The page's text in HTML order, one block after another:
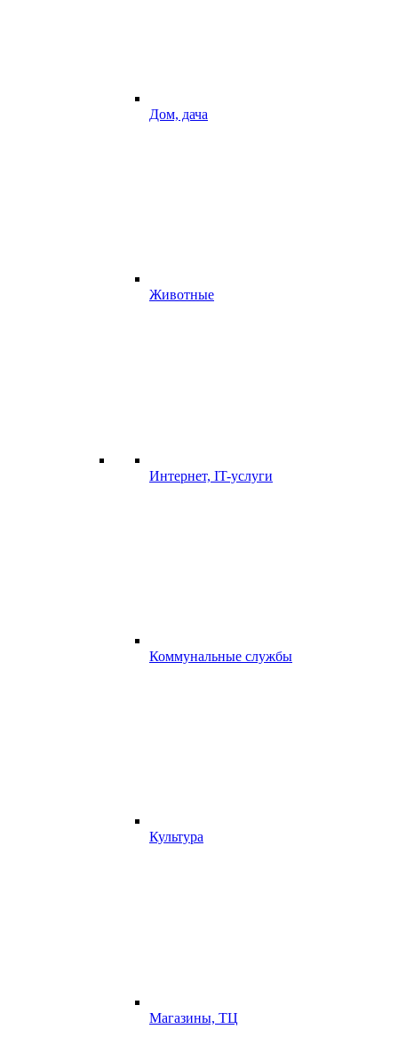
Дом, дача
Животные
Интернет, IT-услуги
Коммунальные службы
Культура
Магазины, ТЦ